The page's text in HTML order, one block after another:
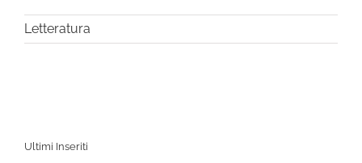
Letteratura
Ultimi Inseriti